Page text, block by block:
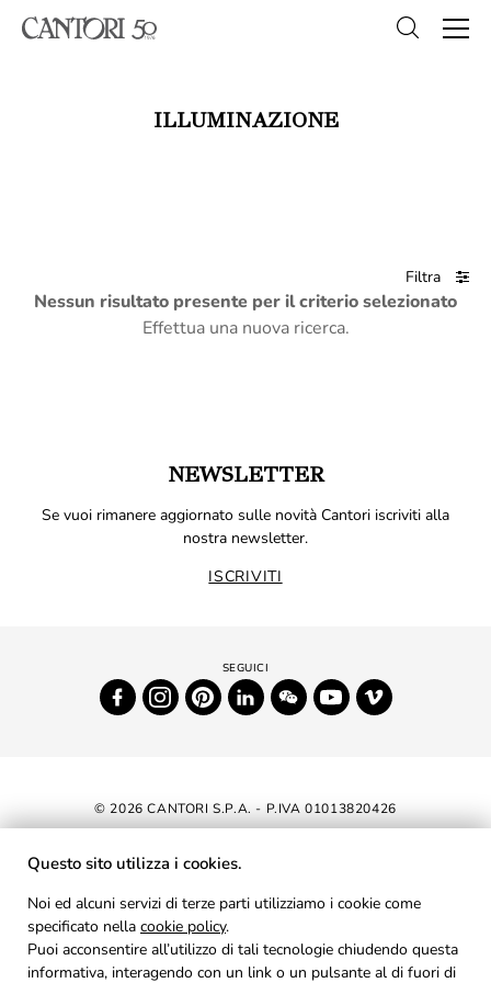
ILLUMINAZIONE
Filtra
Nessun risultato presente per il criterio selezionato
Effettua una nuova ricerca.
NEWSLETTER
Se vuoi rimanere aggiornato sulle novità Cantori iscriviti alla
nostra newsletter.
ISCRIVITI
© 2026 CANTORI S.P.A. - P.IVA 01013820426
DICHIARAZIONE DI ACCESSIBILITÀ
AREA RISERVATA
PRIVACY
Questo sito utilizza i cookies.
Noi ed alcuni servizi di terze parti utilizziamo i cookie come
specificato nella cookie policy.
Puoi acconsentire all’utilizzo di tali tecnologie chiudendo questa
informativa, interagendo con un link o un pulsante al di fuori di